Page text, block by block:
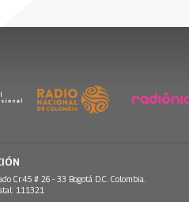
Cr.45 # 26 - 33 Bogotá D.C. Colombia.
111321